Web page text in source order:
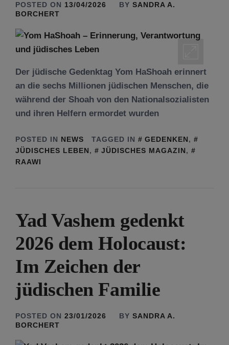
POSTED ON 13/04/2026 BY SANDRA A.
BORCHERT
Der jüdische Gedenktag Yom HaShoah erinnert
an die sechs Millionen jüdischen Menschen, die
während der Shoah von den Nationalsozialisten
und ihren Helfern ermordet wurden
POSTED IN NEWS TAGGED IN GEDENKEN,
JÜDISCHES LEBEN, JÜDISCHES MAGAZIN,
RAAWI
Yad Vashem gedenkt
2026 dem Holocaust:
Im Zeichen der
jüdischen Familie
POSTED ON 23/01/2026 BY SANDRA A.
BORCHERT